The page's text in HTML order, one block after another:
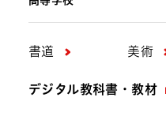
書道 美術
デジタル教科書・教材